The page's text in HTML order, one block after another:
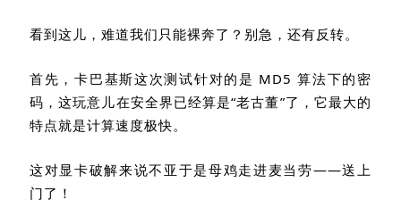
看到这儿，难道我们只能裸奔了？别急，还有反转。
首先，卡巴基斯这次测试针对的是 MD5算法下的密
码，这玩意儿在安全界已经算是“老古董”了，它最大的
特点就是计算速度极快。
这对显卡破解来说不亚于是母鸡走进麦当劳——送上
门了！